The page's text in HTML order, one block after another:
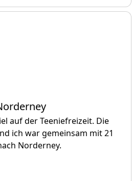
auf der Teeniefreizeit. Die
ich war gemeinsam mit 21
Norderney.